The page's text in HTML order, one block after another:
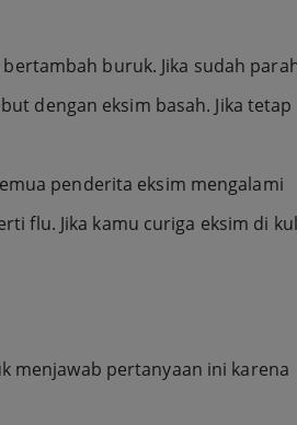
buruk. Jika sudah
dengan eksim basah. Jika tetap
penderita eksim mengalami
flu. Jika kamu curiga eksim di
menjawab pertanyaan ini karena